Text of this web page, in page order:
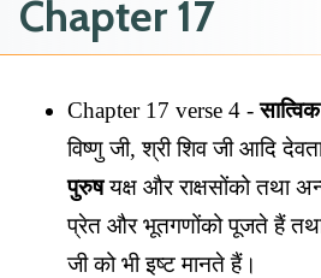
Chapter 17
Chapter 17 verse 4 -
विष्णु जी, श्री शिव जी आदि
पुरुषयक्ष और राक्षसोंको तथा
प्रेत और भूतगणोंको पूजते हैं
जी को भी इष्ट मानते हैं।